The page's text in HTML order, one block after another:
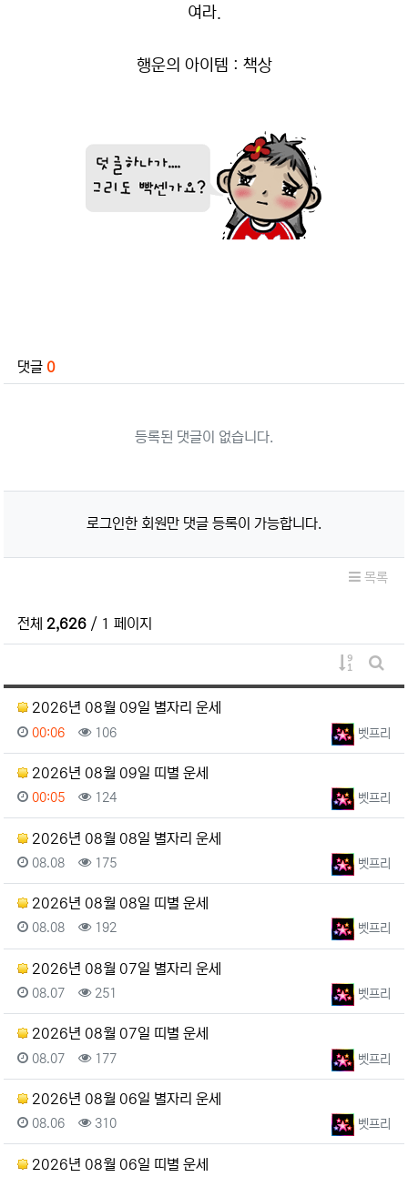
여라.
행운의 아이템 : 책상
댓글 0
등록된 댓글이 없습니다.
로그인한 회원만 댓글 등록이 가능합니다.
목록
전체 2,626/ 1 페이지
게시물
게시
2026년 08월 09일 별자리 운세
등록자벳프리
등록일
00:06 조회
106
2026년 08월 09일 띠별 운세
등록자벳프리
등록일
00:05 조회
124
2026년 08월 08일 별자리 운세
등록자벳프리
등록일
08.08 조회
175
2026년 08월 08일 띠별 운세
등록자벳프리
등록일
08.08 조회
192
2026년 08월 07일 별자리 운세
등록자벳프리
등록일
08.07 조회
251
2026년 08월 07일 띠별 운세
등록자벳프리
등록일
08.07 조회
177
2026년 08월 06일 별자리 운세
등록자벳프리
등록일
08.06 조회
310
2026년 08월 06일 띠별 운세